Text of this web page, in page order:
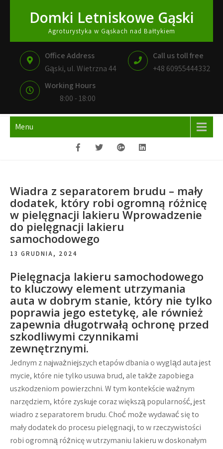
Domki Letniskowe Gąski
Agroturystyka w Gąskach nad Bałtykiem
Office Address
Gąski, ul. Wietrzna 44
Call us toll free
+48 60955444332
Working Hours
8:00 - 18:00
Menu
Wiadra z separatorem brudu – mały
dodatek, który robi ogromną różnicę
w pielęgnacji lakieru Wprowadzenie
do pielęgnacji lakieru
samochodowego
13 GRUDNIA, 2024
Pielęgnacja lakieru samochodowego
to kluczowy element utrzymania
auta w dobrym stanie, który nie tylko
poprawia jego estetykę, ale również
zapewnia długotrwałą ochronę przed
szkodliwymi czynnikami
zewnętrznymi.
Jednym z najważniejszych etapów dbania o wygląd auta jest
mycie, które nie tylko usuwa brud, ale także zapobiega
uszkodzeniom powierzchni. W tym kontekście ważnym
narzędziem, które zyskuje coraz większą popularność, jest
wiadro z separatorem brudu. Choć może wydawać się to
mały dodatek do procesu pielęgnacji, to w rzeczywistości
robi ogromną różnicę w utrzymaniu lakieru w doskonałym